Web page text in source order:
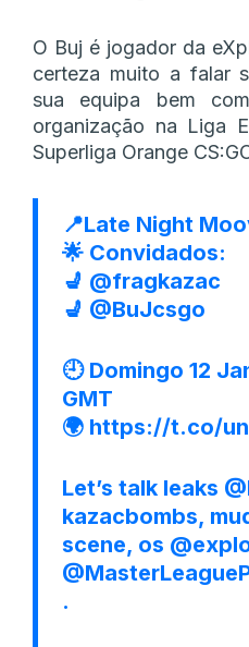
O Buj é jogador da
certeza muito a falar
sua equipa bem
organização na Liga
Superliga Orange
📍Late Night
🌟 Convidados:
💺 @fragkazac
💺 @BuJcsgo
🕘 Domingo 12
GMT
🌍 https://t.co/
Let’s talk leaks
kazacbombs,
scene, os
.